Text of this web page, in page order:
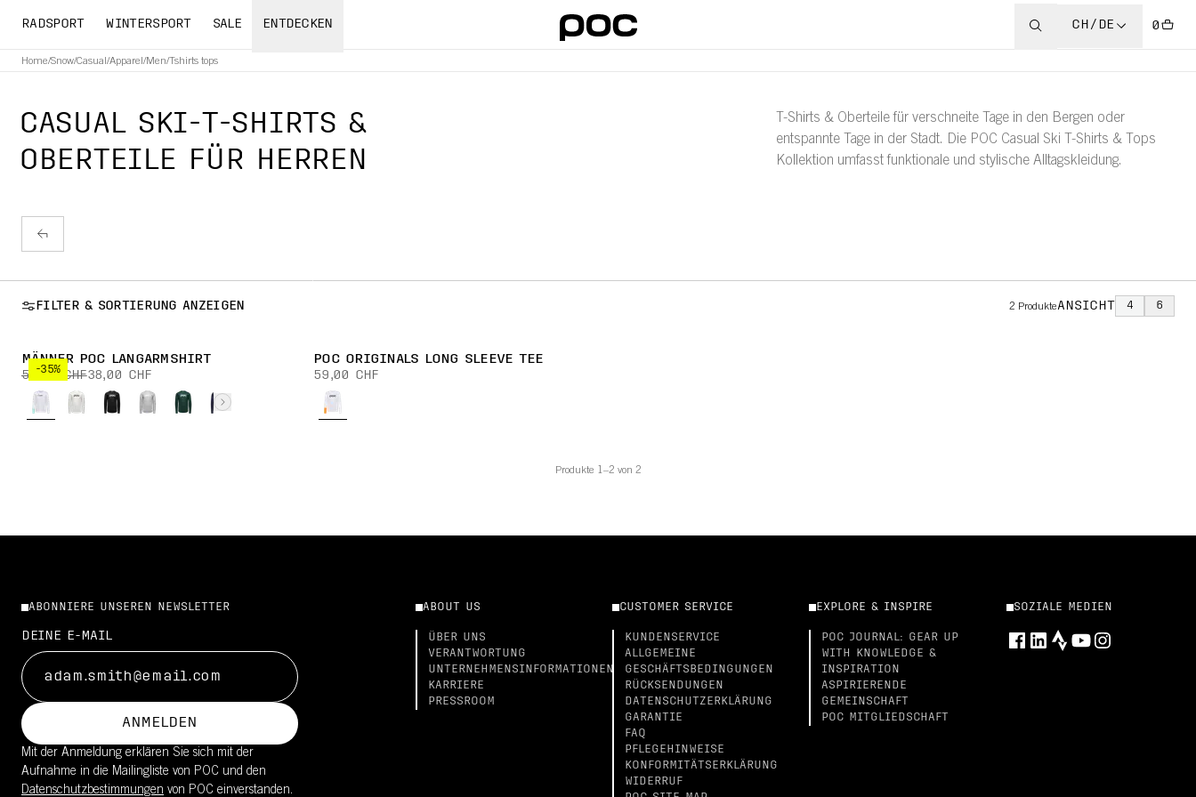
RADSPORT WINTERSPORT SALE ENTDECKEN CH/DE 0
Home/Snow/Casual /Apparel /Men/Tshirts tops
CASUAL SKI-T-SHIRTS &
OBERTEILE FÜR HERREN
T-Shirts & Oberteile für verschneite Tage in den Bergen oder
entspannte Tage in der Stadt. Die POC Casual Ski T-Shirts & Tops
Kollektion umfasst funktionale und stylische Alltagskleidung.
FILTER & SORTIERUNG ANZEIGEN 2 ProdukteANSICHT 4 6
-35%
MÄNNER POC LANGARMSHIRT
59,00 CHF38,00 CHF
POC ORIGINALS LONG SLEEVE TEE
59,00 CHF
Produkte 1–2 von 2
ABONNIERE UNSEREN NEWSLETTER
DEINE E-MAIL
ANMELDEN
Mit der Anmeldung erklären Sie sich mit der
Aufnahme in die Mailingliste von POC und den
Datenschutzbestimmungen von POC einverstanden.
ABOUT US
ÜBER UNS
VERANTWORTUNG
UNTERNEHMENSINFORMATIONEN
KARRIERE
PRESSROOM
CUSTOMER SERVICE
KUNDENSERVICE
ALLGEMEINE
GESCHÄFTSBEDINGUNGEN
RÜCKSENDUNGEN
DATENSCHUTZERKLÄRUNG
GARANTIE
FAQ
PFLEGEHINWEISE
KONFORMITÄTSERKLÄRUNG
WIDERRUF
EXPLORE & INSPIRE
POC JOURNAL: GEAR UP
WITH KNOWLEDGE &
INSPIRATION
ASPIRIERENDE
GEMEINSCHAFT
POC MITGLIEDSCHAFT
SOZIALE MEDIEN